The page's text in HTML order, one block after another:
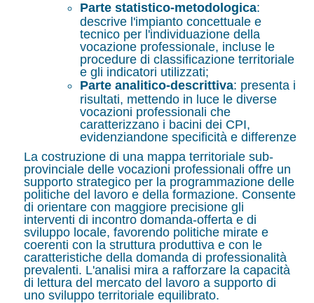
Parte statistico-metodologica:
descrive l'impianto concettuale e
tecnico per l'individuazione della
vocazione professionale, incluse le
procedure di classificazione territoriale
e gli indicatori utilizzati;
Parte analitico-descrittiva: presenta i
risultati, mettendo in luce le diverse
vocazioni professionali che
caratterizzano i bacini dei CPI,
evidenziandone specificità e differenze
La costruzione di una mappa territoriale sub-
provinciale delle vocazioni professionali offre un
supporto strategico per la programmazione delle
politiche del lavoro e della formazione. Consente
di orientare con maggiore precisione gli
interventi di incontro domanda-offerta e di
sviluppo locale, favorendo politiche mirate e
coerenti con la struttura produttiva e con le
caratteristiche della domanda di professionalità
prevalenti. L'analisi mira a rafforzare la capacità
di lettura del mercato del lavoro a supporto di
uno sviluppo territoriale equilibrato.